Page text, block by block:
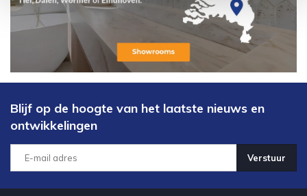
Blijf op de hoogte van het laatste nieuws en
ontwikkelingen
Verstuur